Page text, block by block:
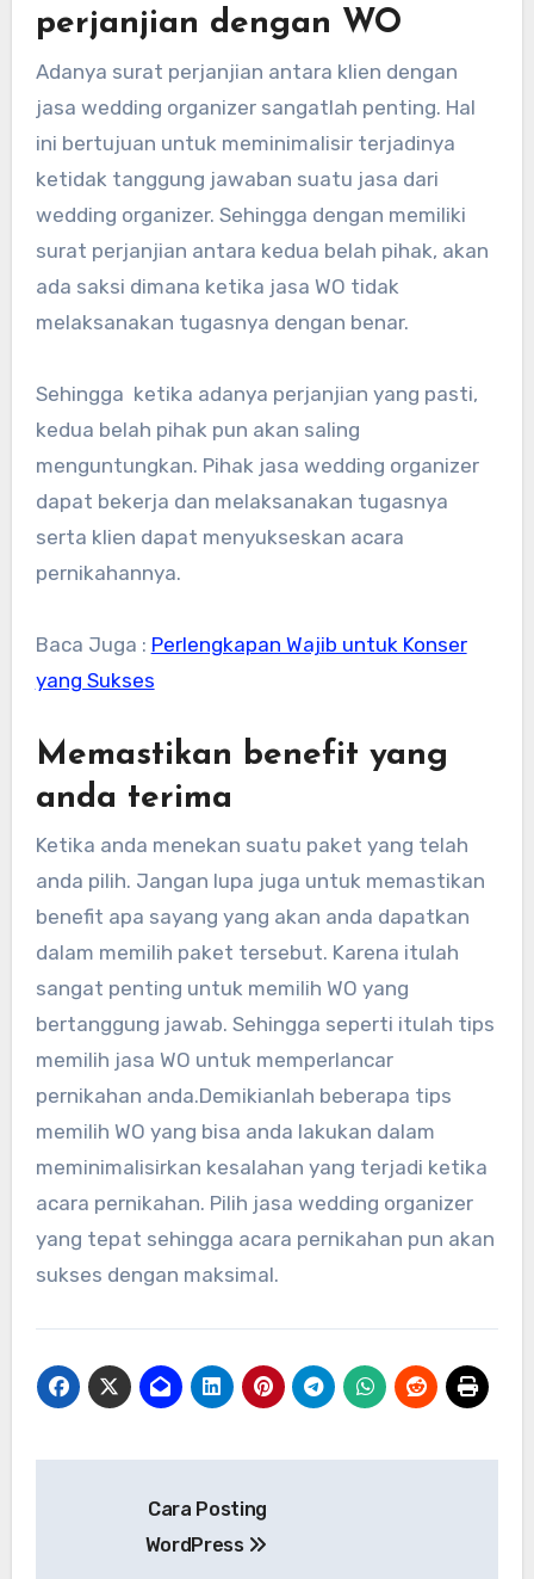
perjanjian dengan WO
Adanya surat perjanjian antara klien dengan
jasa wedding organizer sangatlah penting. Hal
ini bertujuan untuk meminimalisir terjadinya
ketidak tanggung jawaban suatu jasa dari
wedding organizer. Sehingga dengan memiliki
surat perjanjian antara kedua belah pihak, akan
ada saksi dimana ketika jasa WO tidak
melaksanakan tugasnya dengan benar.
Sehingga ketika adanya perjanjian yang pasti,
kedua belah pihak pun akan saling
menguntungkan. Pihak jasa wedding organizer
dapat bekerja dan melaksanakan tugasnya
serta klien dapat menyukseskan acara
pernikahannya.
Baca Juga : Perlengkapan Wajib untuk Konser
yang Sukses
Memastikan benefit yang
anda terima
Ketika anda menekan suatu paket yang telah
anda pilih. Jangan lupa juga untuk memastikan
benefit apa sayang yang akan anda dapatkan
dalam memilih paket tersebut. Karena itulah
sangat penting untuk memilih WO yang
bertanggung jawab. Sehingga seperti itulah tips
memilih jasa WO untuk memperlancar
pernikahan anda.Demikianlah beberapa tips
memilih WO yang bisa anda lakukan dalam
meminimalisirkan kesalahan yang terjadi ketika
acara pernikahan. Pilih jasa wedding organizer
yang tepat sehingga acara pernikahan pun akan
sukses dengan maksimal.
Cara Posting
WordPress